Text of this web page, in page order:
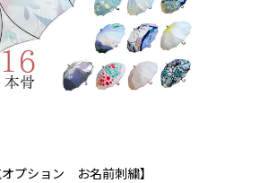
オプション お名前刺繍】